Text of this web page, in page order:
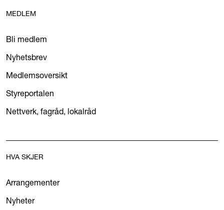
MEDLEM
Bli medlem
Nyhetsbrev
Medlemsoversikt
Styreportalen
Nettverk, fagråd, lokalråd
HVA SKJER
Arrangementer
Nyheter